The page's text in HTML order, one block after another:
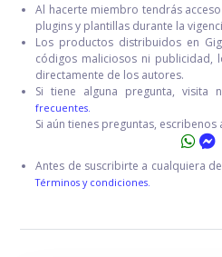
Al hacerte miembro tendrás
plugins y plantillas durante la
Los productos distribuidos en
códigos maliciosos ni publicidad,
directamente de los autores.
Si tiene alguna pregunta, visita
frecuentes.
Si aún tienes preguntas,
Antes de suscribirte a cualquiera
Términos y condiciones.